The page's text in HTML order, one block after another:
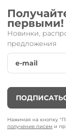
первыми!
Новинки,
предложения
Нажимая на кнопку
получение писем и